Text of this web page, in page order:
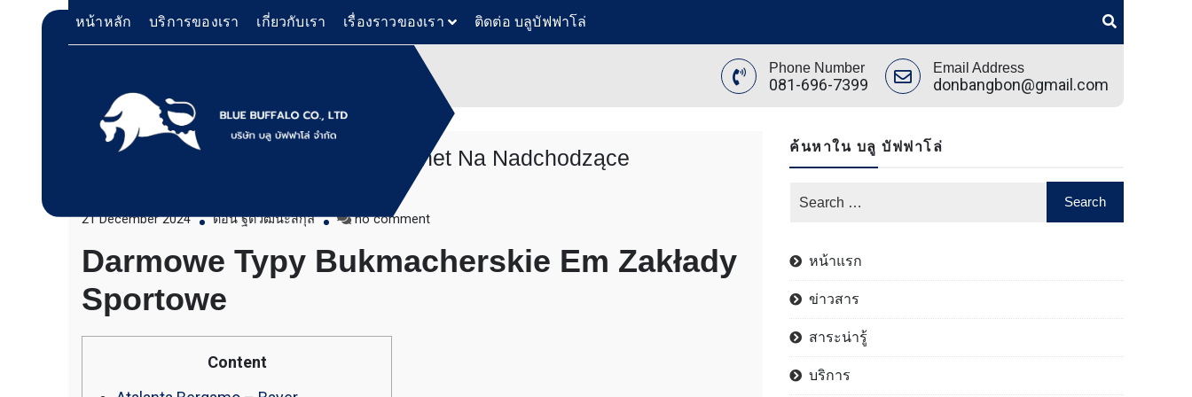
หน้าหลัก บริการของเรา เกี่ยวกับเรา เรื่องราวของเรา ติดต่อ บลูบัฟฟาโล่
Phone Number
081-696-7399
Email Address
donbangbon@gmail.com
Bluebuffalo บลูบัฟฟาโล่
ให้บริการเช่าเครื่องจักร
อย่างมืออาชีพ
เครื่องจักรที่นำมาบริการเป็นเครื่องจักรรุ่นใหม่ ทันสมัย
ทำงานรวดเร็ว ได้ผลงานที่คุ้มค่า ราคายุติธรรม ขุดดิน
วู๊ดชิป ตักแร่ ตักสินค้าต่างๆ ขนย้ายเครื่องจักร โดยรถ
เทลเลอร์ รถพื้นเรียบชานต่ำ (Low bed) ขนส่งสินค้า โดย
รถพ่วงดั๊มพ์ จำหน่ายดิน หิน ทราย รับเหมาถมที่ รถตัก
CAT 950 รถตัก Komatsu WA 380 WA 320 WA 200 รถ
แบ็คโฮ Kobelco SK 210 บูมยาว SK 200 SK 140ขุดดิน
Typy Bukmacherskie On The Internet Na Nadchodzące
21 December 2024 ดอน ฐิตวัฒนะสกุล no commenton
Bukmacherskie
On
Darmowe Typy Bukmacherskie Em Zakłady
Sportowe
Content
ค้นหาใน บลู บัฟฟาโล่
หน้าแรก
ข่าวสาร
สาระน่ารู้
บริการ